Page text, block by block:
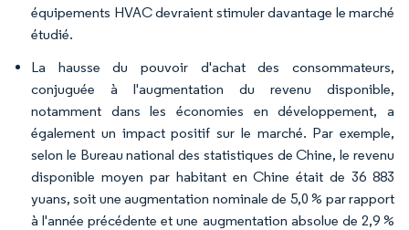
équipements HVAC devraient stimuler davantage le marché
étudié.
La hausse du pouvoir d'achat des consommateurs,
conjuguée à l'augmentation du revenu disponible,
notamment dans les économies en développement, a
également un impact positif sur le marché. Par exemple,
selon le Bureau national des statistiques de Chine, le revenu
disponible moyen par habitant en Chine était de 36 883
yuans, soit une augmentation nominale de 5,0 % par rapport
à l'année précédente et une augmentation absolue de 2,9 %